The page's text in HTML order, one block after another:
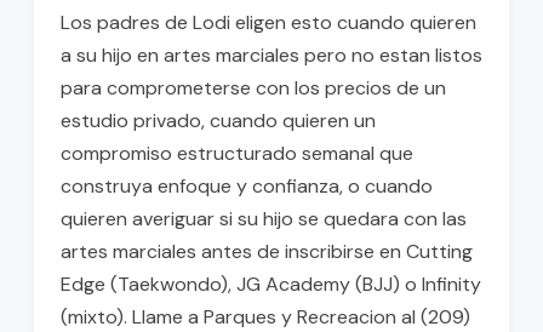
Los padres de Lodi eligen esto cuando quieren
a su hijo en artes marciales pero no estan listos
para comprometerse con los precios de un
estudio privado, cuando quieren un
compromiso estructurado semanal que
construya enfoque y confianza, o cuando
quieren averiguar si su hijo se quedara con las
artes marciales antes de inscribirse en Cutting
Edge (Taekwondo), JG Academy (BJJ) o Infinity
(mixto). Llame a Parques y Recreacion al (209)